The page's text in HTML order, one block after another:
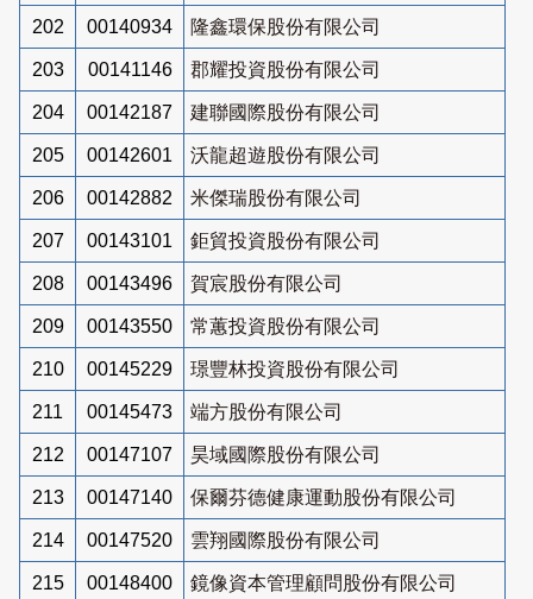
202 00140934 隆鑫環保股份有限公司
203 00141146 郡耀投資股份有限公司
204 00142187 建聯國際股份有限公司
205 00142601 沃龍超遊股份有限公司
206 00142882 米傑瑞股份有限公司
207 00143101 鉅貿投資股份有限公司
208 00143496 賀宸股份有限公司
209 00143550 常蕙投資股份有限公司
210 00145229 璟豐林投資股份有限公司
211 00145473 端方股份有限公司
212 00147107 昊域國際股份有限公司
213 00147140 保爾芬德健康運動股份有限公司
214 00147520 雲翔國際股份有限公司
215 00148400 鏡像資本管理顧問股份有限公司